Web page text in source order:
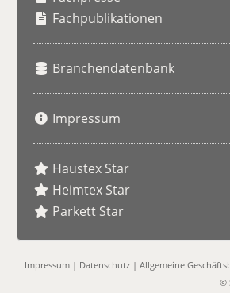
Fachpublikationen
Branchendatenbank
Impressum
Haustex Star
Heimtex Star
Parkett Star
Impressum | Datenschutz |Allgemeine
©